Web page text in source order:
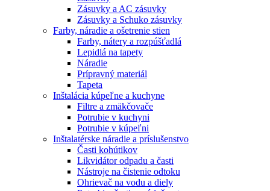
Zásuvky a AC zásuvky
Zásuvky a Schuko zásuvky
Farby, náradie a ošetrenie stien
Farby, nátery a rozpúšťadlá
Lepidlá na tapety
Náradie
Prípravný materiál
Tapeta
Inštalácia kúpeľne a kuchyne
Filtre a zmäkčovače
Potrubie v kuchyni
Potrubie v kúpeľni
Inštalatérske náradie a príslušenstvo
Časti kohútikov
Likvidátor odpadu a časti
Nástroje na čistenie odtoku
Ohrievač na vodu a diely